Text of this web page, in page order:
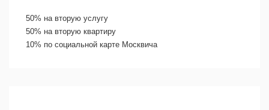
50% на вторую услугу
50% на вторую квартиру
10% по социальной карте Москвича